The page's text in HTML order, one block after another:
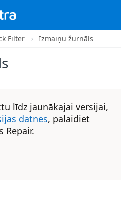
Filter Izmaiņu žurnāls
līdz jaunākajai versijai,
datnes, palaidiet
Repair.